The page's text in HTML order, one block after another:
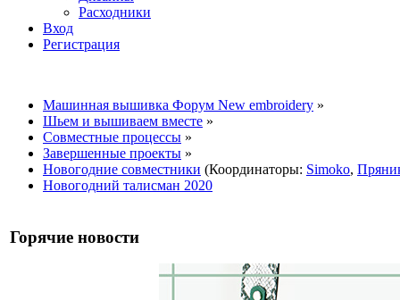
Расходники
Вход
Регистрация
Машинная вышивка Форум New embroidery »
Шьем и вышиваем вместе »
Совместные процессы »
Завершенные проекты »
Новогодние совместники (Координаторы: Simoko,
Новогодний талисман 2020
Горячие новости